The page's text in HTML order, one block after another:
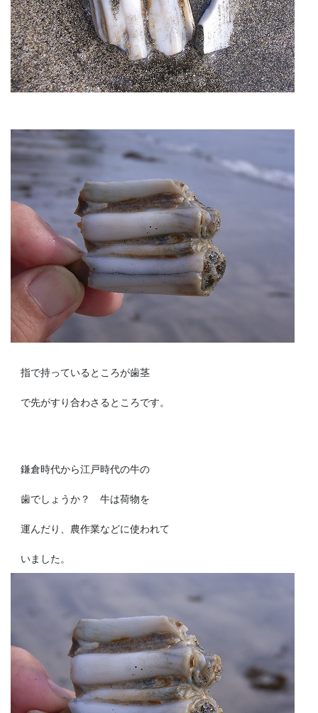
指で持っているところが歯茎
で先がすり合わさるところです。
鎌倉時代から江戸時代の牛の
歯でしょうか？ 牛は荷物を
運んだり、農作業などに使われて
いました。